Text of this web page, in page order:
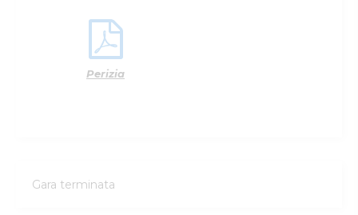
Perizia
Gara terminata